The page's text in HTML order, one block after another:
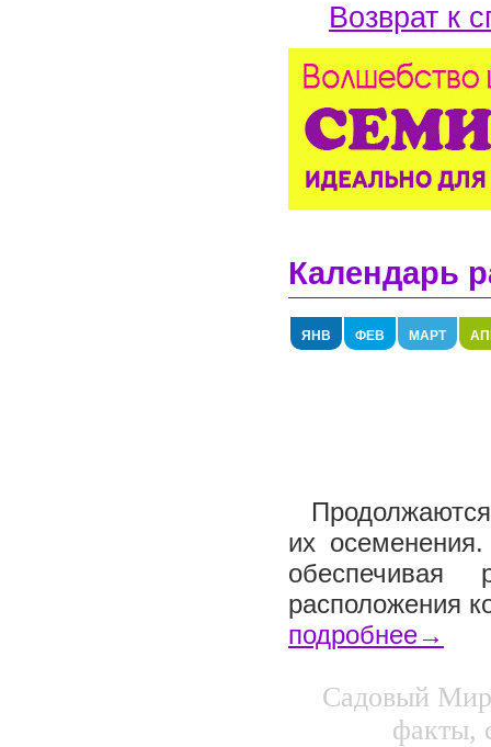
Возврат к
Календарь
ЯНВ ФЕВ МАРТ
их
обеспечивая
расположения
подробнее→
Садовый
факты,